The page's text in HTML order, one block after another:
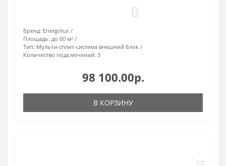
Бренд: Energolux
Площадь: до 60 м²
Тип: Мульти-сплит-система внешний блок
Количество подключений: 3
98 100.00р.
В КОРЗИНУ